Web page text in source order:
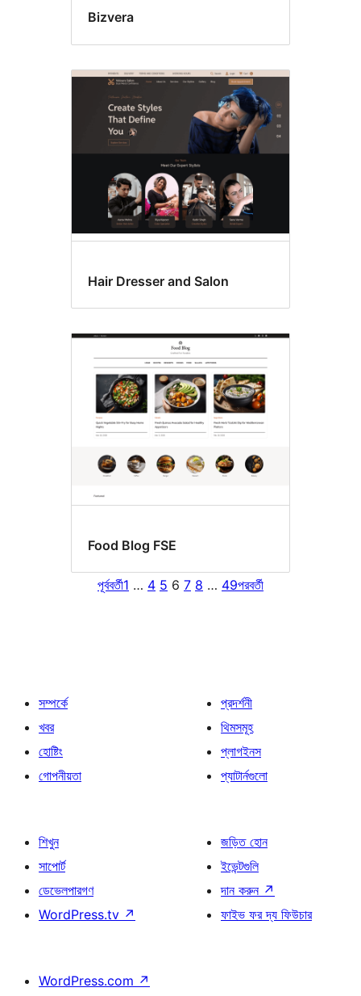
Bizvera
Hair Dresser and Salon
Food Blog FSE
পূর্ববর্তী1 … 4 5 6 7 8 … 49পরবর্তী
সম্পর্কে
খবর
হোষ্টিং
গোপনীয়তা
প্রদর্শনী
থিমসমূহ
প্লাগইনস
প্যাটার্নগুলো
শিখুন
সাপোর্ট
ডেভেলপারগণ
WordPress.tv ↗
জড়িত হোন
ইভেন্টগুলি
দান করুন ↗
ফাইভ ফর দ্য ফিউচার
WordPress.com ↗